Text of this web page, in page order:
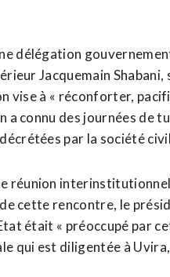
délégation
Jacquemain Shabani,
vise à « réconforter,
connu des journées de
par la société
réunion
cette rencontre, le
était « préoccupé par
qui est diligentée à